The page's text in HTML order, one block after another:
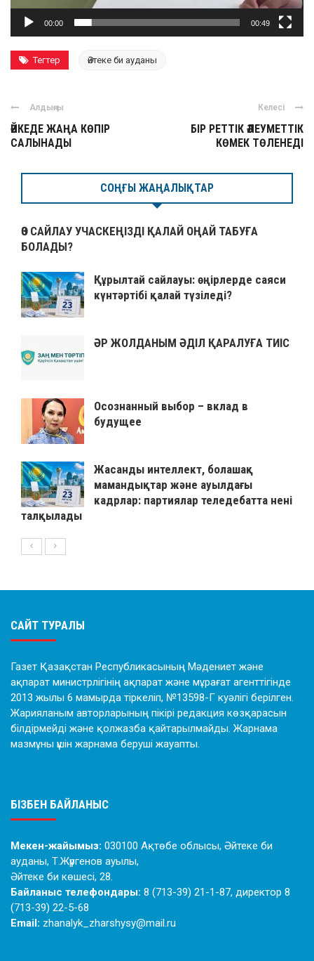
00:00 00:49
Тегтер Әйтеке би ауданы
Алдыңғы
ӘЙКЕДЕ ЖАҢА КӨПІР
САЛЫНАДЫ
Келесі
БІР РЕТТІК ӘЛЕУМЕТТІК
КӨМЕК ТӨЛЕНЕДІ
СОҢҒЫ ЖАҢАЛЫҚТАР
ӨЗ САЙЛАУ УЧАСКЕҢІЗДІ ҚАЛАЙ ОҢАЙ ТАБУҒА
БОЛАДЫ?
Құрылтай сайлауы: өңірлерде саяси
күнтәртібі қалай түзіледі?
ӘР ЖОЛДАНЫМ ӘДІЛ ҚАРАЛУҒА ТИІС
Осознанный выбор – вклад в
будущее
Жасанды интеллект, болашақ
мамандықтар және ауылдағы
кадрлар: партиялар теледебатта нені
талқылады
САЙТ ТУРАЛЫ
Газет Қазақстан Республикасының Мәдениет және
ақпарат министрлігінің ақпарат және мұрағат агенттігінде
2013 жылы 6 мамырда тіркеліп, №13598-Г куәлігі берілген.
Жарияланым авторларының пікірі редакция көзқарасын
білдірмейді және қолжазба қайтарылмайды. Жарнама
мазмұны үшін жарнама беруші жауапты.
БІЗБЕН БАЙЛАНЫС
Мекен-жайымыз: 030100 Ақтөбе облысы, Әйтеке би
ауданы, Т.Жүргенов ауылы,
Әйтеке би көшесі, 28.
Байланыс телефондары: 8 (713-39) 21-1-87, директор 8
(713-39) 22-5-68
Email: zhanalyk_zharshysy@mail.ru